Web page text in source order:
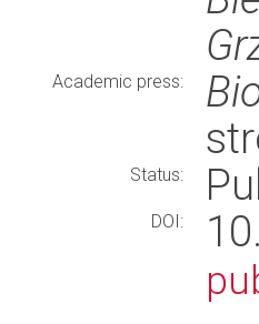
Academic press:
Status:
DOI: